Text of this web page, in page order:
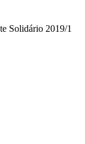
Solidário 2019/1